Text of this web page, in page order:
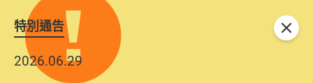
特別通告
2026.06.29
關閉